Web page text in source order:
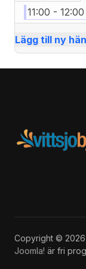
11:00 - 12:00
Lägg till ny
Copyright © 2026
Joomla! är fri